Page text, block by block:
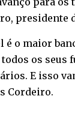
presidente
é o maior
os seus
E isso
Cordeiro.